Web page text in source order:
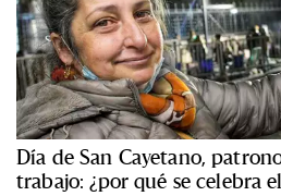
Día de San Cayetano,
trabajo: ¿por qué se celebra